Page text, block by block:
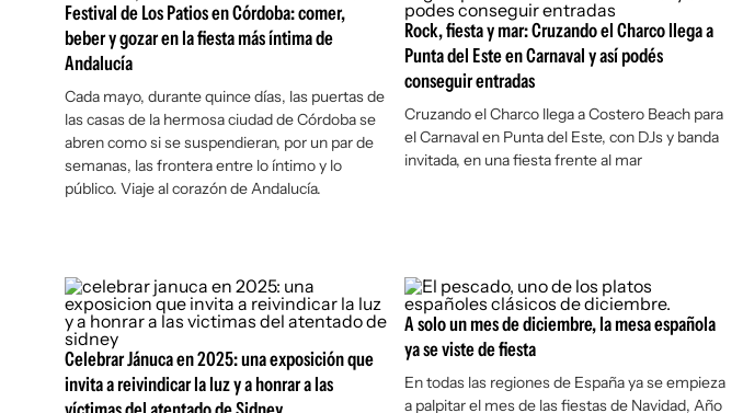
Festival de Los Patios en Córdoba: comer,
beber y gozar en la fiesta más íntima de
Andalucía
Cada mayo, durante quince días, las puertas de
las casas de la hermosa ciudad de Córdoba se
abren como si se suspendieran, por un par de
semanas, las frontera entre lo íntimo y lo
público. Viaje al corazón de Andalucía.
Rock, fiesta y mar: Cruzando el Charco llega a
Punta del Este en Carnaval y así podés
conseguir entradas
Cruzando el Charco llega a Costero Beach para
el Carnaval en Punta del Este, con DJs y banda
invitada, en una fiesta frente al mar
Celebrar Jánuca en 2025: una exposición que
invita a reivindicar la luz y a honrar a las
A solo un mes de diciembre, la mesa española
ya se viste de fiesta
En todas las regiones de España ya se empieza
a palpitar el mes de las fiestas de Navidad, Año